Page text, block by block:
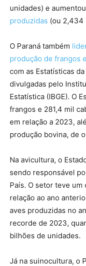
unidades) e
produzidas (ou 2,434
O Paraná também
produção de frangos
com as Estatísticas
divulgadas pelo
Estatística (IBGE). O
frangos e 281,4 mil
em relação a 2023,
produção bovina, de
Na avicultura, o
sendo responsável
País. O setor teve
relação ao ano
aves produzidas no
recorde de 2023,
bilhões de unidades.
Já na suinocultura, o